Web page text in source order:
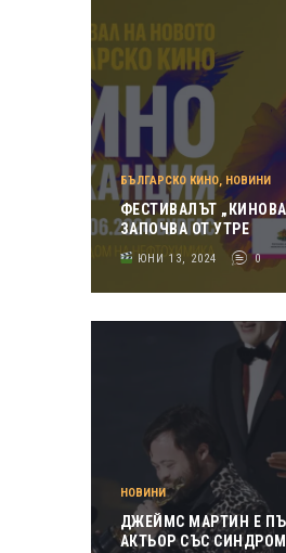
БЪЛГАРСКО КИНО, НОВИНИ
ФЕСТИВАЛЪТ
ЗАПОЧВА ОТ УТРЕ
ЮНИ 13, 2024 0
НОВИНИ
ДЖЕЙМС МАРТИН Е
АКТЬОР СЪС